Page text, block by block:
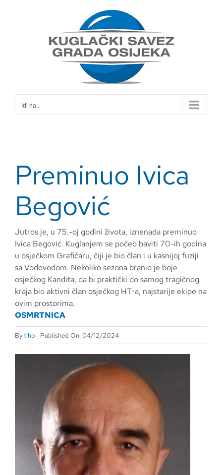
Idi na...
Preminuo Ivica
Begović
Jutros je, u 75.-oj godini života, iznenada preminuo
Ivica Begović. Kuglanjem se počeo baviti 70-ih godina
u osječkom Grafičaru, čiji je bio član i u kasnijoj fuziji
sa Vodovodom. Nekoliko sezona branio je boje
osječkog Kandita, da bi praktički do samog tragičnog
kraja bio aktivni član osječkog HT-a, najstarije ekipe na
ovim prostorima.
OSMRTNICA
Bytiho Published On: 04/12/2024